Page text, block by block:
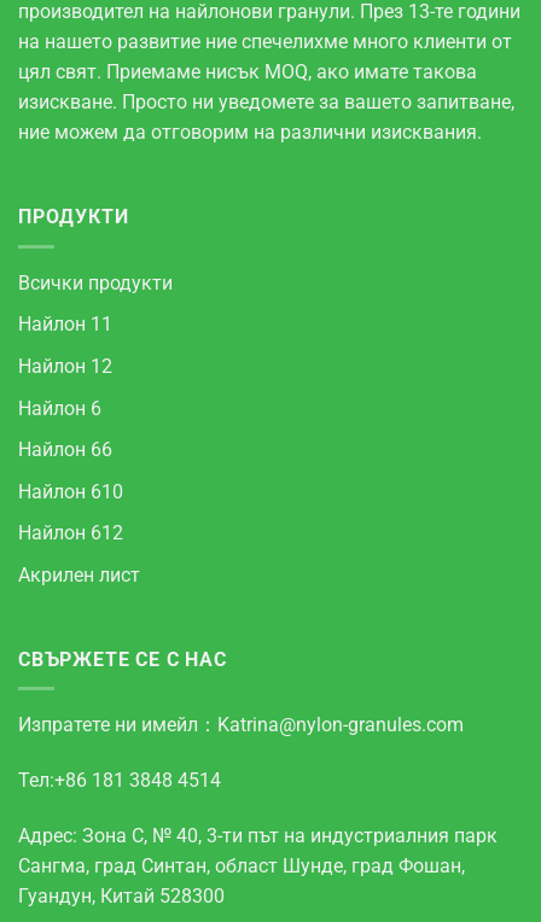
производител на найлонови гранули. През 13-те години
на нашето развитие ние спечелихме много клиенти от
цял свят. Приемаме нисък MOQ, ако имате такова
изискване. Просто ни уведомете за вашето запитване,
ние можем да отговорим на различни изисквания.
ПРОДУКТИ
Всички продукти
Найлон 11
Найлон 12
Найлон 6
Найлон 66
Найлон 610
Найлон 612
Акрилен лист
СВЪРЖЕТЕ СЕ С НАС
Изпратете ни имейл： Katrina@nylon-granules.com
Тел:+86 181 3848 4514
Адрес: Зона С, № 40, 3-ти път на индустриалния парк
Сангма, град Синтан, област Шунде, град Фошан,
Гуандун, Китай 528300